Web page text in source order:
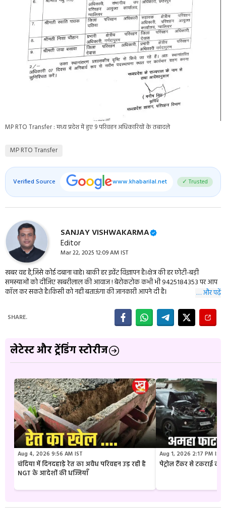
MP RTO Transfer : मध्य प्रदेश में हुए 9 परिवहन अधिकारियों के तबादले
MP RTO Transfer
Verified Source www.khabarilal.net ✓ Trusted
SANJAY VISHWAKARMA
Editor
Mar 22, 2025 12:09 AM IST
खबर वह है,जिसे कोई दबाना चाहे। बाकी हर इवेंट विज्ञापन है।क्षेत्र की हर छोटी-बड़ी
समस्याओं को दीजिए खबरीलाल की आवाज ! बेरोकटोक कभी भी 9425184353 पर आप
कॉल कर सकते है।किसी को नही बताऊंगा की जानकारी आपने दी है।
… और पढ़ें
SHARE.
लेटेस्ट और ट्रेंडिंग स्टोरीज
Aug 4, 2026 9:56 AM IST
चंदिया में दिनदहाड़े रेत का अवैध परिवहन उड़ रही है
NGT के आदेशों की धज्जियाँ
Aug 1, 2026 2:17 PM IST
पेट्रोल टैंकर से टकराई